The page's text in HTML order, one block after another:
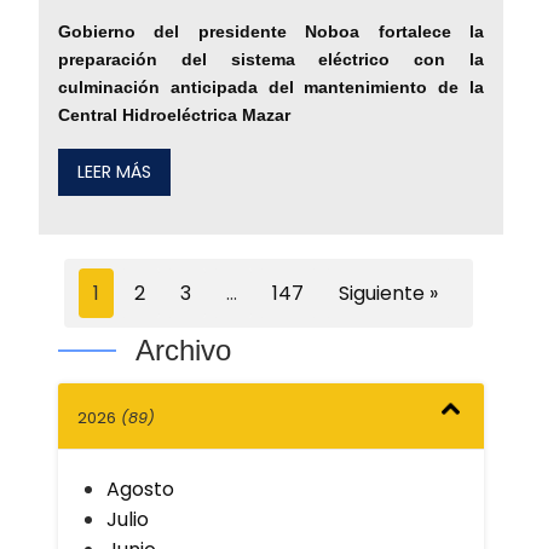
Gobierno del presidente Noboa fortalece la
preparación del sistema eléctrico con la
culminación anticipada del mantenimiento de la
Central Hidroeléctrica Mazar
LEER MÁS
1 2 3 … 147 Siguiente »
Archivo
2026 (89)
Agosto
Julio